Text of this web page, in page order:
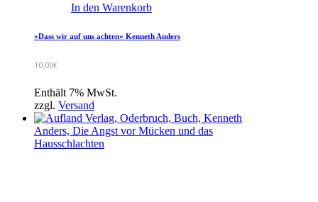
In den Warenkorb
»Dass wir auf uns achten« Kenneth Anders
10,00€
Enthält 7% MwSt.
zzgl. Versand